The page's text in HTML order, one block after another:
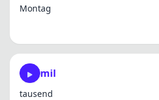
Montag
mil
tausend